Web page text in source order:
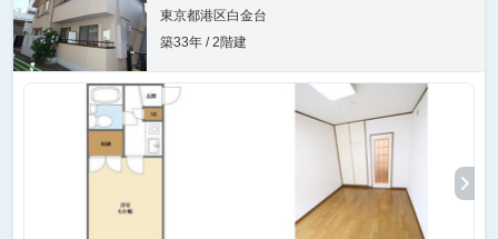
東京都港区白金台
築33年 / 2階建